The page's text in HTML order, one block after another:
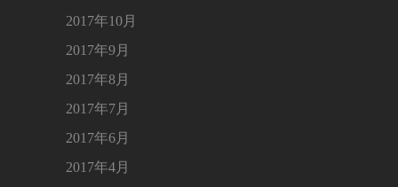
2017年10月
2017年9月
2017年8月
2017年7月
2017年6月
2017年4月